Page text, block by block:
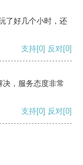
了好几个小时，还
支持[0] 反对[0]
，服务态度非常
支持[0] 反对[0]